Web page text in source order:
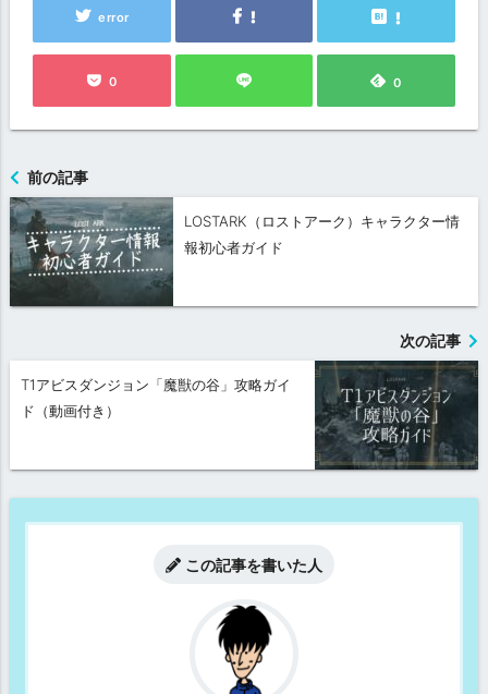
error
0 0
前の記事
LOSTARK（ロストアーク）キャラクター情
報初心者ガイド
次の記事
T1アビスダンジョン「魔獣の谷」攻略ガイ
ド（動画付き）
この記事を書いた人